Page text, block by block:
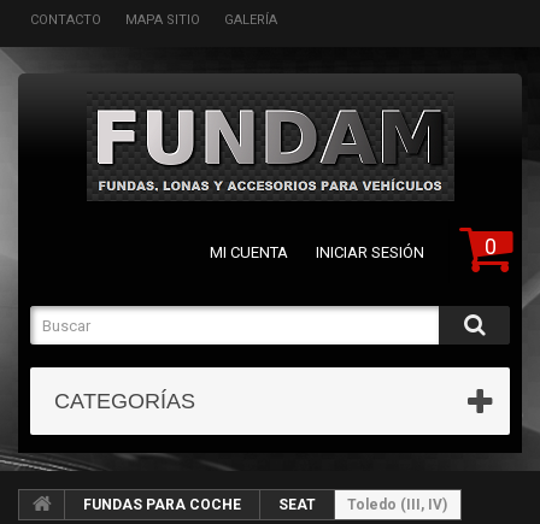
CONTACTO MAPA SITIO GALERÍA
0
MI CUENTA INICIAR SESIÓN
CATEGORÍAS
FUNDAS PARA COCHE SEAT Toledo (III, IV)